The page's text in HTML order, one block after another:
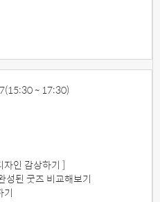
(15:30 ~ 17:30)
자인 감상하기 ]
성된 굿즈 비교해보기
기